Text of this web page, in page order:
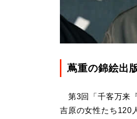
蔦重の錦絵出
第3回「千客万来
吉原の女性たち120